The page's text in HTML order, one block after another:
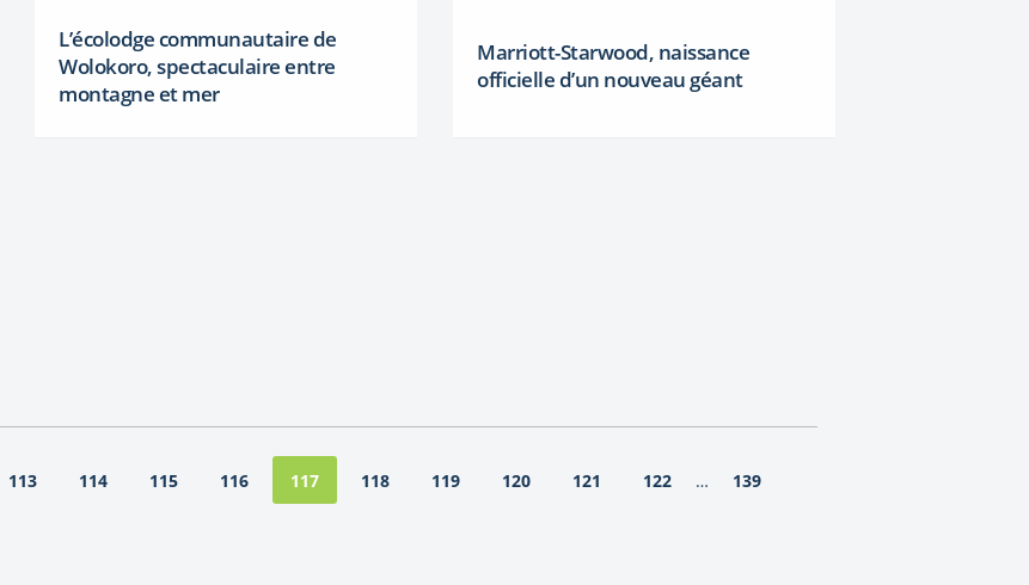
L’écolodge communautaire de
Wolokoro, spectaculaire entre
montagne et mer
Marriott-Starwood, naissance
officielle d’un nouveau géant
113 114 115 116 117 118 119 120 121 122 … 139